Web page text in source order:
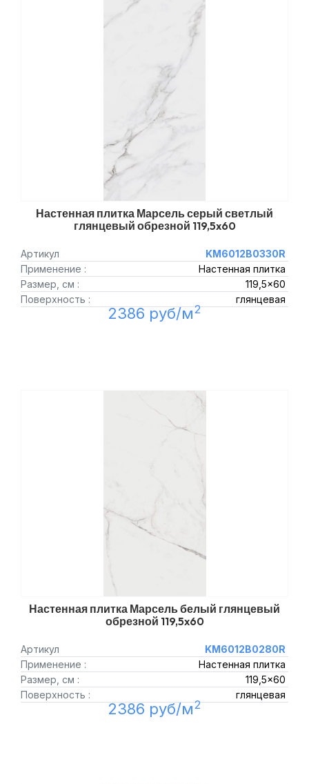
Настенная плитка Марсель серый светлый
глянцевый обрезной 119,5x60
Артикул
KM6012B0330R
Применение :
Настенная плитка
Размер, см :
119,5x60
Поверхность :
глянцевая
2386 руб/м2
Настенная плитка Марсель белый глянцевый
обрезной 119,5x60
Артикул
KM6012B0280R
Применение :
Настенная плитка
Размер, см :
119,5x60
Поверхность :
глянцевая
2386 руб/м2